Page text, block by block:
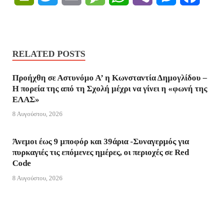
n
F
r
e
t
t
e
r
i
l
g A n
r
o
RELATED POSTS
Προήχθη σε Αστυνόμο Α’ η Κωνσταντία Δημογλίδου –
Η πορεία της από τη Σχολή μέχρι να γίνει η «φωνή της
ΕΛΑΣ»
8 Αυγούστου, 2026
Άνεμοι έως 9 μποφόρ και 39άρια -Συναγερμός για
πυρκαγιές τις επόμενες ημέρες, οι περιοχές σε Red
Code
8 Αυγούστου, 2026